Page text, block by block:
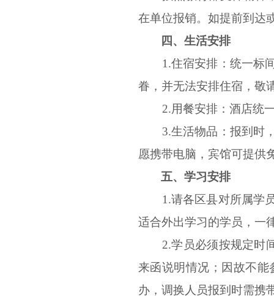
在单位报销。如提前到达
四、生活安排
1.住宿安排：统一标
眷，并无法安排住宿，敬
2.用餐安排：酒店统
3.生活物品：报到时
愿携带电脑，宾馆可提供
五、学习安排
1.请各区县对所属学
适合外出学习的学员，一
2.学员必须按规定时
来函说明情况；因故不
办，调换人员报到时需携